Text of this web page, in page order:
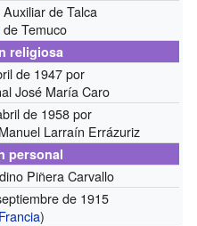
de Talca
de Temuco
religiosa
de 1947por
José María Caro
de 1958por
Larraín Errázuriz
personal
Piñera Carvallo
de 1915
Francia)